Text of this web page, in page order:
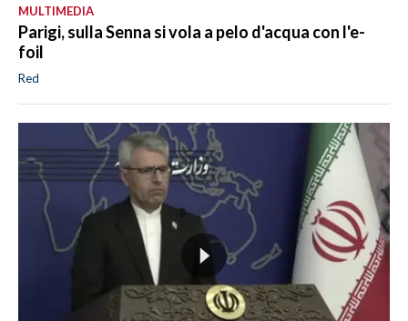
MULTIMEDIA
Parigi, sulla Senna si vola a pelo d'acqua con l'e-
foil
Red